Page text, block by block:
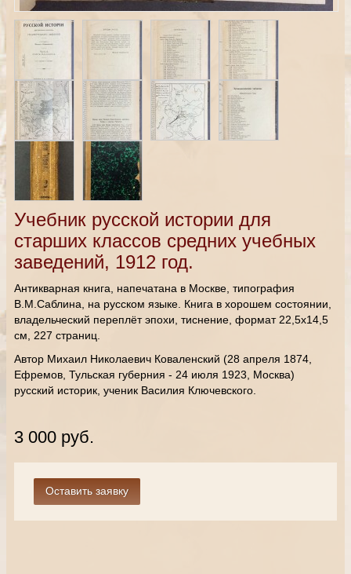
Учебник русской истории для
старших классов средних учебных
заведений, 1912 год.
Антикварная книга, напечатана в Москве, типография
В.М.Саблина, на русском языке. Книга в хорошем состоянии,
владельческий переплёт эпохи, тиснение, формат 22,5х14,5
см, 227 страниц.
Автор Михаил Николаевич Коваленский (28 апреля 1874,
Ефремов, Тульская губерния - 24 июля 1923, Москва)
русский историк, ученик Василия Ключевского.
3 000 руб.